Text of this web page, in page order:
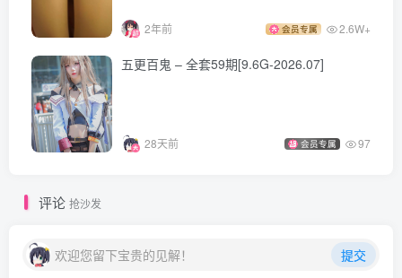
[ROSI写真]口罩系列 2026.01.06 NO.3495 [115P320MB]
[ROSI写真]口罩系列 2026.01.05 NO.3494 [80P208MB]
[ROSI写真]口罩系列 2026.01.04 NO.3493 [119P281MB]
[ROSI写真]口罩系列 2026.01.03 NO.3492 [99P231MB]
[ROSI写真]口罩系列 2026.01.02 NO.3491 [110P259MB]
[ROSI写真]口罩系列 2025.12.31 NO.3489 [101P235MB]
[ROSI写真]口罩系列 2025.12.30 NO.3488 [168P371MB]
[ROSI写真]口罩系列 2025.12.29 NO.3487 [94P258MB]
2年前 会员专属 2.6W+
五更百鬼 – 全套59期[9.6G-2026.07]
28天前 会员专属 97
评论 抢沙发
欢迎您留下宝贵的见解！ 提交